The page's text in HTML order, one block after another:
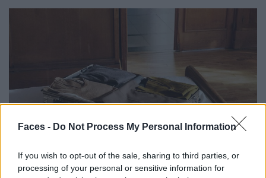
Faces - Do Not Process My Personal Information
If you wish to opt-out of the sale, sharing to third parties, or
processing of your personal or sensitive information for